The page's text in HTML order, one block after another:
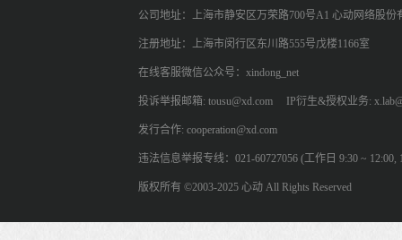
公司地址：上海市静安区万荣路700号A1 心动网络股份
注册地址：上海市闵行区东川路555号戊楼1166室
在线客服微信公众号：xindong_net
投诉举报邮箱: tousu@xd.com IP衍生&授权业务:
发行合作: cooperation@xd.com
违法信息举报专线：021-60727056 (工作日 9:30 ~ 12:00,
版权所有 ©2003-2025 心动 All Rights Reserved